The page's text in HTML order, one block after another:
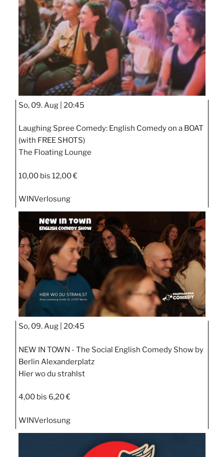
So, 09. Aug | 20:45
Laughing Spree Comedy: English Comedy on a BOAT
(with FREE SHOTS)
The Floating Lounge
10,00 bis 12,00 €
WINVerlosung
So, 09. Aug | 20:45
NEW IN TOWN - The Social English Comedy Show by
Berlin Alexanderplatz
Hier wo du strahlst
4,00 bis 6,20 €
WINVerlosung